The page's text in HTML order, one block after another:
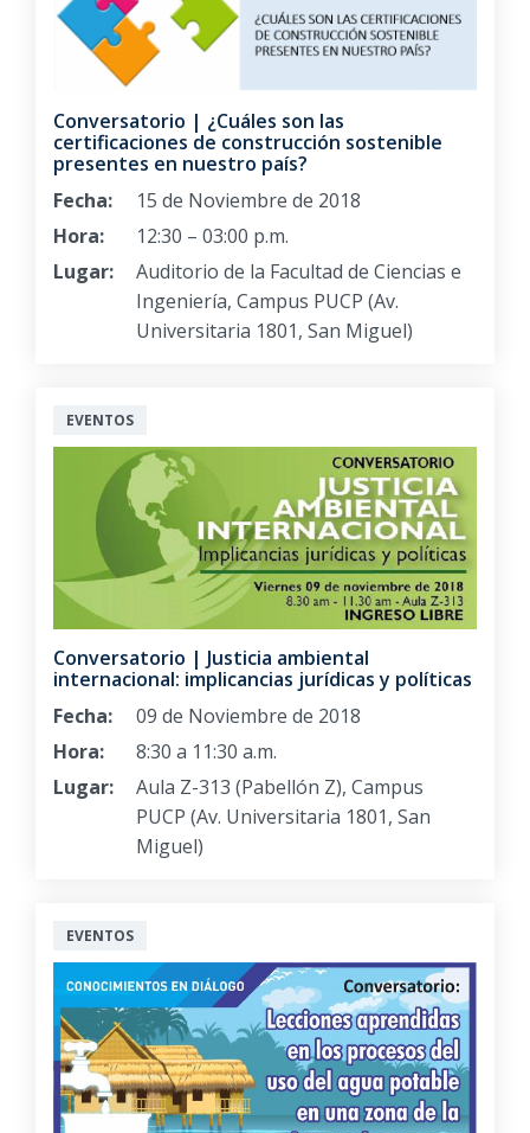
Conversatorio | ¿Cuáles son las
certificaciones de construcción sostenible
presentes en nuestro país?
Fecha:
15 de Noviembre de 2018
Hora:
12:30 – 03:00 p.m.
Lugar:
Auditorio de la Facultad de Ciencias e
Ingeniería, Campus PUCP (Av.
Universitaria 1801, San Miguel)
EVENTOS
Conversatorio | Justicia ambiental
internacional: implicancias jurídicas y políticas
Fecha:
09 de Noviembre de 2018
Hora:
8:30 a 11:30 a.m.
Lugar:
Aula Z-313 (Pabellón Z), Campus
PUCP (Av. Universitaria 1801, San
Miguel)
EVENTOS